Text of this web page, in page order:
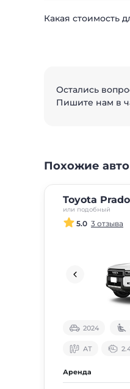
Какая стоимость
Остались
Пишите нам в
Похожие авто
Toyota Prado
или подобный
5.0 3 отзыва
2024
АТ
Аренда